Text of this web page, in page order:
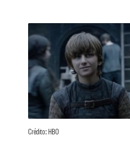
Crédito: HBO